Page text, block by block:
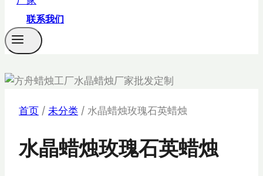
联系我们
首页 / 未分类 / 水晶蜡烛玫瑰石英蜡烛
水晶蜡烛玫瑰石英蜡烛